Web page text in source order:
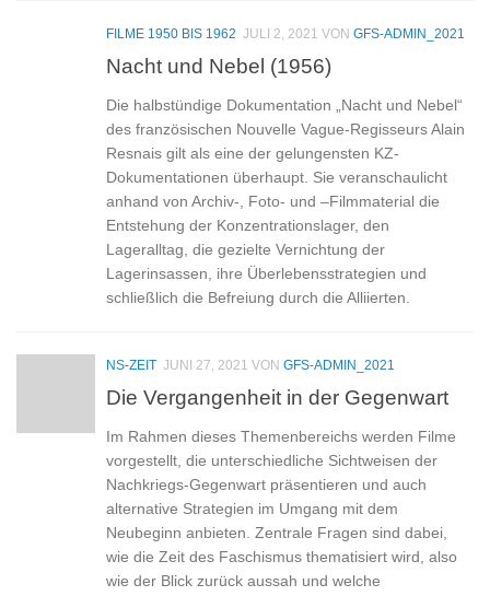
FILME 1950 BIS 1962 JULI 2, 2021 VON GFS-ADMIN_2021
Nacht und Nebel (1956)
Die halbstündige Dokumentation „Nacht und Nebel“
des französischen Nouvelle Vague-Regisseurs Alain
Resnais gilt als eine der gelungensten KZ-
Dokumentationen überhaupt. Sie veranschaulicht
anhand von Archiv-, Foto- und –Filmmaterial die
Entstehung der Konzentrationslager, den
Lageralltag, die gezielte Vernichtung der
Lagerinsassen, ihre Überlebensstrategien und
schließlich die Befreiung durch die Alliierten.
NS-ZEIT JUNI 27, 2021 VON GFS-ADMIN_2021
Die Vergangenheit in der Gegenwart
Im Rahmen dieses Themenbereichs werden Filme
vorgestellt, die unterschiedliche Sichtweisen der
Nachkriegs-Gegenwart präsentieren und auch
alternative Strategien im Umgang mit dem
Neubeginn anbieten. Zentrale Fragen sind dabei,
wie die Zeit des Faschismus thematisiert wird, also
wie der Blick zurück aussah und welche